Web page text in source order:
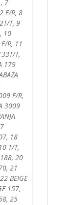
7
F/R, 8
T, 9
10
R, 11
T,
179
F/R,
3009
18
T/T,
188, 20
21
BEIGE
157,
25